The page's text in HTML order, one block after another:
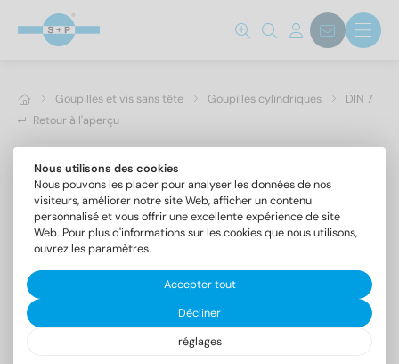
Goupilles et vis sans tête Goupilles cylindriques DIN 7
Retour à l'aperçu
DIN 7 1.4305 16m6X70
Nous utilisons des cookies
Nous pouvons les placer pour analyser les données de nos
visiteurs, améliorer notre site Web, afficher un contenu
personnalisé et vous offrir une excellente expérience de site
Web. Pour plus d'informations sur les cookies que nous utilisons,
ouvrez les paramètres.
Accepter tout
Décliner
réglages